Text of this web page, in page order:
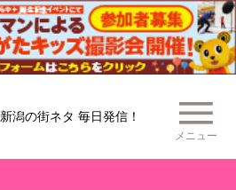
新潟の街ネタ 毎日発信！
メニュー